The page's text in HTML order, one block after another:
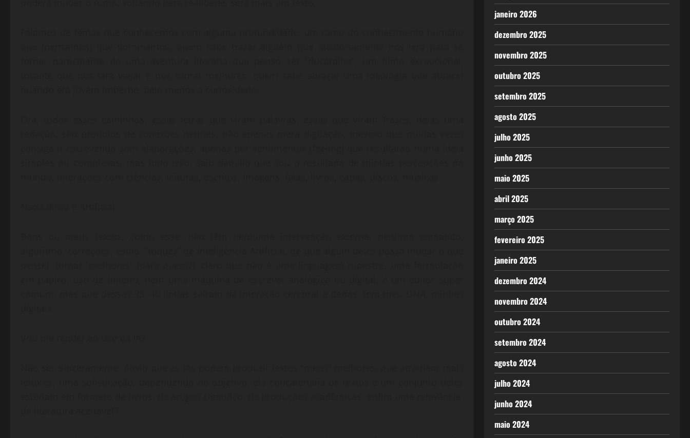
janeiro 2026
dezembro 2025
novembro 2025
outubro 2025
setembro 2025
agosto 2025
julho 2025
junho 2025
maio 2025
abril 2025
março 2025
fevereiro 2025
janeiro 2025
dezembro 2024
novembro 2024
outubro 2024
setembro 2024
agosto 2024
julho 2024
junho 2024
maio 2024